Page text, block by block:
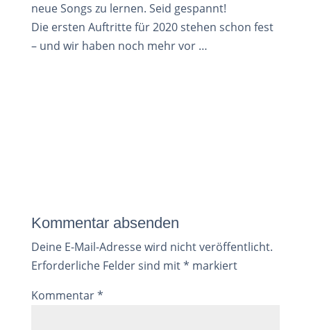
neue Songs zu lernen. Seid gespannt!
Die ersten Auftritte für 2020 stehen schon fest
– und wir haben noch mehr vor …
Kommentar absenden
Deine E-Mail-Adresse wird nicht veröffentlicht.
Erforderliche Felder sind mit* markiert
Kommentar*